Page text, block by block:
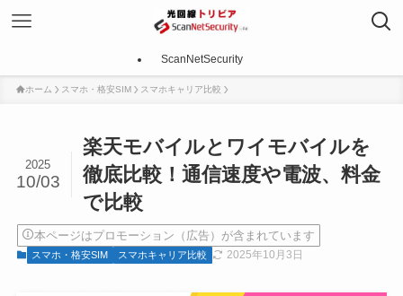
ScanNetSecurity
ホーム スマホ・格安SIM スマホキャリア比較
楽天モバイルとワイモバイルを
徹底比較！通信速度や電波、料金
で比較
2025
10/03
本ページはプロモーション（広告）が含まれています
スマホ・格安SIM スマホキャリア比較 2025年10月3日